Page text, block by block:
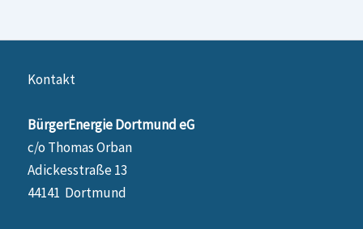
Kontakt
BürgerEnergie Dortmund eG
c/o Thomas Orban
Adickesstraße 13
44141 Dortmund